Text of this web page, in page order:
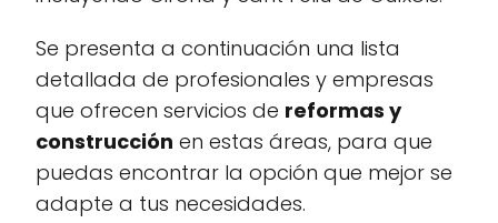
Se presenta a continuación una lista
detallada de profesionales y empresas
que ofrecen servicios de reformas y
construcción en estas áreas, para que
puedas encontrar la opción que mejor se
adapte a tus necesidades.